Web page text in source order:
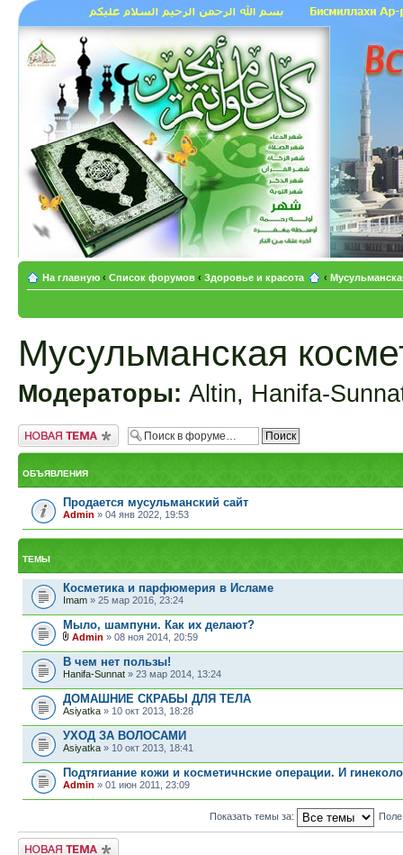
На главную ‹ Список форумов ‹ Здоровье и красота ‹
Мусульманская
Модераторы: Altin, Hanifa-
Новая тема
ОБЪЯВЛЕНИЯ
Продается мусульманский сайт
Admin » 04 янв 2022, 19:53
ТЕМЫ
Косметика и парфюмерия в Исламе
Imam » 25 мар 2016, 23:24
Мыло, шампуни. Как их делают?
Admin » 08 ноя 2014, 20:59
В чем нет пользы!
Hanifa-Sunnat » 23 мар 2014, 13:24
ДОМАШНИЕ СКРАБЫ ДЛЯ ТЕЛА
Asiyatka » 10 окт 2013, 18:28
УХОД ЗА ВОЛОСАМИ
Asiyatka » 10 окт 2013, 18:41
Подтягиание кожи и косметичнские операции. И
Admin » 01 июн 2011, 23:09
Показать темы за:
Новая тема